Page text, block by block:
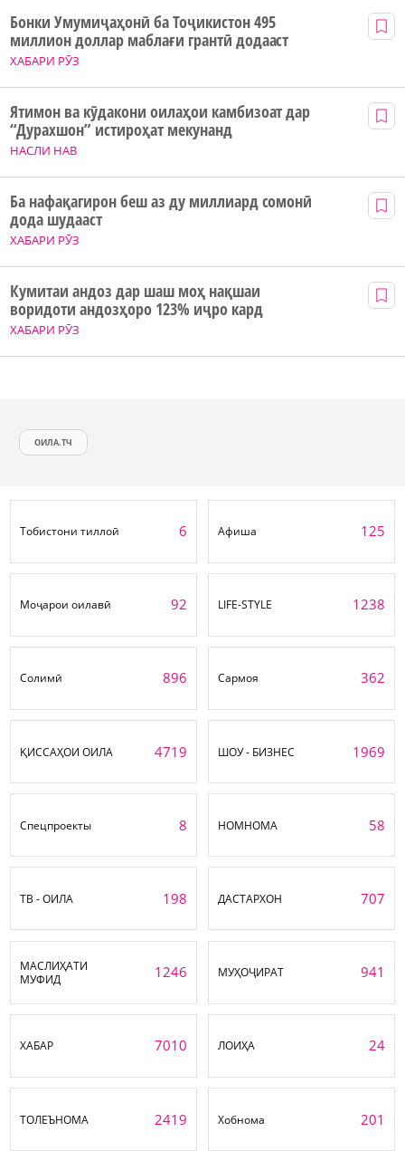
ХАБАРИ РӮЗ
Бонки Умумиҷаҳонӣ ба Тоҷикистон 495
миллион доллар маблағи грантӣ додааст
НАСЛИ НАВ
Ятимон ва кӯдакони оилаҳои камбизоат дар
“Дурахшон” истироҳат мекунанд
ХАБАРИ РӮЗ
Ба нафақагирон беш аз ду миллиард сомонӣ
дода шудааст
ХАБАРИ РӮЗ
Кумитаи андоз дар шаш моҳ нақшаи
воридоти андозҳоро 123% иҷро кард
ОИЛА.ТЧ
Тобистони тиллоӣ 6 Афиша 125
Моҷарои оилавӣ 92 LIFE-STYLE 1238
Солимӣ 896 Сармоя 362
ҚИССАҲОИ ОИЛА 4719 ШОУ - БИЗНЕС 1969
Спецпроекты 8 НОМНОМА 58
ТВ - ОИЛА 198 ДАСТАРХОН 707
МАСЛИҲАТИ
МУФИД
1246 МУҲОҶИРАТ 941
ХАБАР 7010 ЛОИҲА 24
ТОЛЕЪНОМА 2419 Хобнома 201